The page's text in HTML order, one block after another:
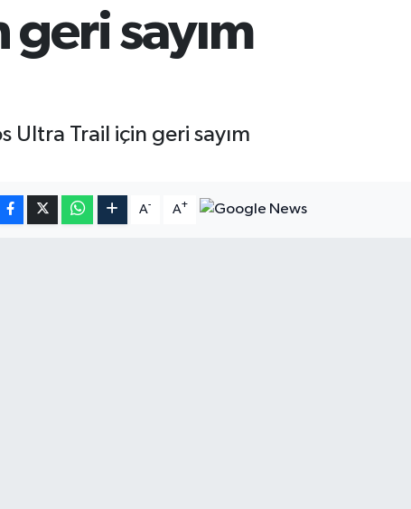
sayım
Ultra Trail için geri sayım
A- A+